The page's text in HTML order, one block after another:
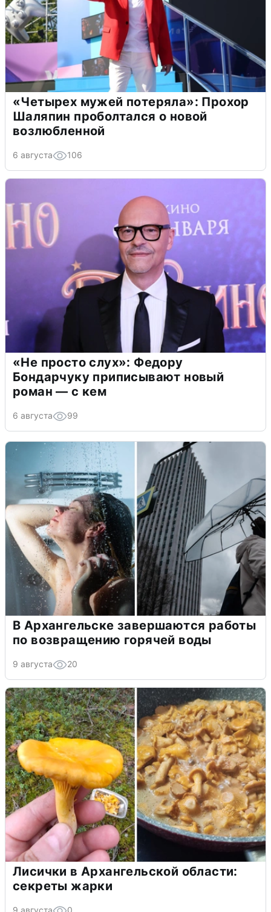
«Четырех мужей потеряла»: Прохор
Шаляпин проболтался о новой
возлюбленной
6 августа 106
«Не просто слух»: Федору
Бондарчуку приписывают новый
роман — с кем
6 августа 99
В Архангельске завершаются работы
по возвращению горячей воды
9 августа 20
Лисички в Архангельской области:
секреты жарки
9 августа 0